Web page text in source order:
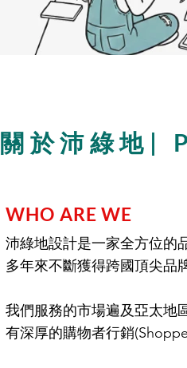
關於沛綠地|
WHO ARE WE
沛綠地設計是一家全方位的
多年來不斷獲得跨國頂尖品
我們服務的市場遍及亞太地
有深厚的購物者行銷